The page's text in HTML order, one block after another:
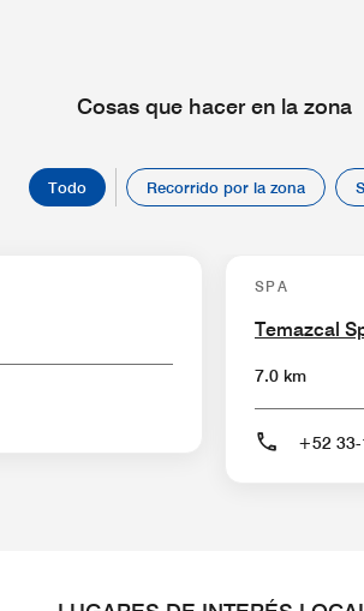
Cosas que hacer en la zona
Todo Recorrido por la zona
SPA
Temazcal
7.0 km
+52 33-